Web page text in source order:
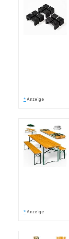
* Anzeige
* Anzeige